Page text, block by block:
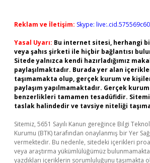
Reklam ve İletişim: Skype:
Yasal Uyarı: Bu internet sitesi, herhangi
veya şahıs şirketi ile hiçbir bağlantısı
Sitede yalnızca kendi hazırladığımız
paylaşılmaktadır. Burada yer alan
taşımamakta olup, gerçek kurum ve
paylaşım yapılmamaktadır. Gerçek
benzerlikleri tamamen tesadüfidir.
taslak halindedir ve tavsiye niteliği
Sitemiz, 5651 Sayılı Kanun gereğince Bilgi
Kurumu (BTK) tarafından onaylanmış bir Yer
vermektedir. Bu nedenle, sitedeki içerikleri
veya araştırma yükümlülüğümüz
yazdıkları içeriklerin sorumluluğunu taşımakta